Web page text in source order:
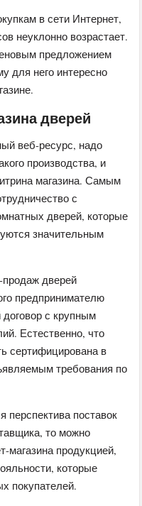
в сети Интернет,
неуклонно возрастает.
предложением
для него интересно
дверей
веб-ресурс, надо
производства, и
магазина. Самым
с
дверей, которые
значительным
продаж дверей
предпринимателю
с крупным
Естественно, что
сертифицирована в
требования по
перспектива поставок
то можно
магазина продукцией,
которые
покупателей.